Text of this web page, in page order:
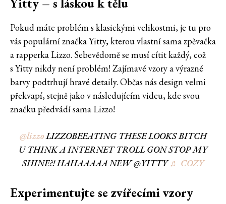
Pokud máte problém s klasickými velikostmi, je tu pro
vás populární značka Yitty, kterou vlastní sama zpěvačka
a rapperka Lizzo. Sebevědomě se musí cítit každý, což
s Yitty nikdy není problém! Zajímavé vzory a výrazné
barvy podtrhují hravé detaily. Občas nás design velmi
překvapí, stejně jako v následujícím videu, kde svou
značku předvádí sama Lizzo!
@lizzoLIZZOBEEATING THESE LOOKS BITCH
U THINK A INTERNET TROLL GON STOP MY
SHINE?! HAHAAAAA NEW @YITTY♬ COZY
Experimentujte se zvířecími vzory